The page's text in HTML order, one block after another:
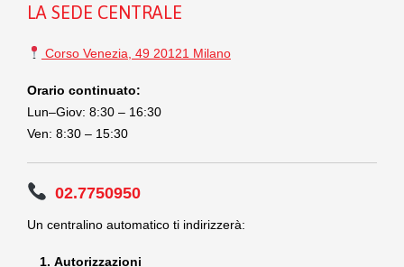
LA SEDE CENTRALE
Corso Venezia, 49 20121 Milano
Orario continuato:
Lun–Giov: 8:30 – 16:30
Ven: 8:30 – 15:30
02.7750950
Un centralino automatico ti indirizzerà:
Autorizzazioni